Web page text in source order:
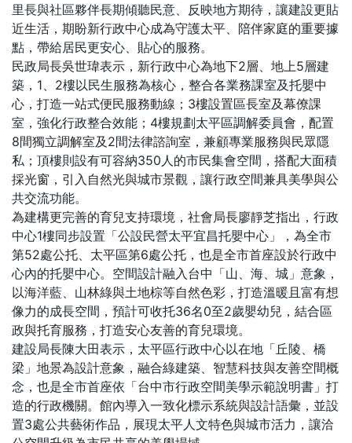
里長與社區夥伴長期傾聽民意、反映地方期待，讓建設更貼
近生活，期盼新行政中心成為守護太平、陪伴家庭的重要據
點，帶給居民更安心、貼心的服務。
民政局長吳世瑋表示，新行政中心為地下2層、地上5層建
築，1、2樓以民生服務為核心，整合各業務課室及托嬰中
心，打造一站式便民服務動線；3樓設置區長室及幕僚課
室，強化行政整合效能；4樓規劃太平區調解委員會，配置
8間獨立調解室及2間法律諮詢室，兼顧專業服務與民眾隱
私；頂樓則設有可容納350人的市民集會空間，搭配大面積
採光窗，引入自然光與城市景觀，讓行政空間兼具美學與公
共交流功能。
為建構更完善的育兒支持環境，社會局長廖靜芝指出，行政
中心1樓同步設置「公設民營太平宜昌托嬰中心」，為全市
第52處公托、太平區第6處公托，也是全市首座設於行政中
心內的托嬰中心。空間設計融入台中「山、海、城」意象，
以海洋藍、山林綠與土地棕等自然色彩，打造溫暖且富有想
像力的成長空間，預計可收托36名0至2歲嬰幼兒，結合區
政與托育服務，打造安心友善的育兒環境。
建設局長陳大田表示，太平區行政中心以在地「丘陵、橋
梁」地景為設計意象，融合綠建築、智慧科技與友善空間概
念，也是全市首座依「台中市行政空間美學示範說明書」打
造的行政機關。館內導入一致化標示系統與設計語彙，並設
置3處公共藝術作品，展現太平人文特色與城市活力，讓洽